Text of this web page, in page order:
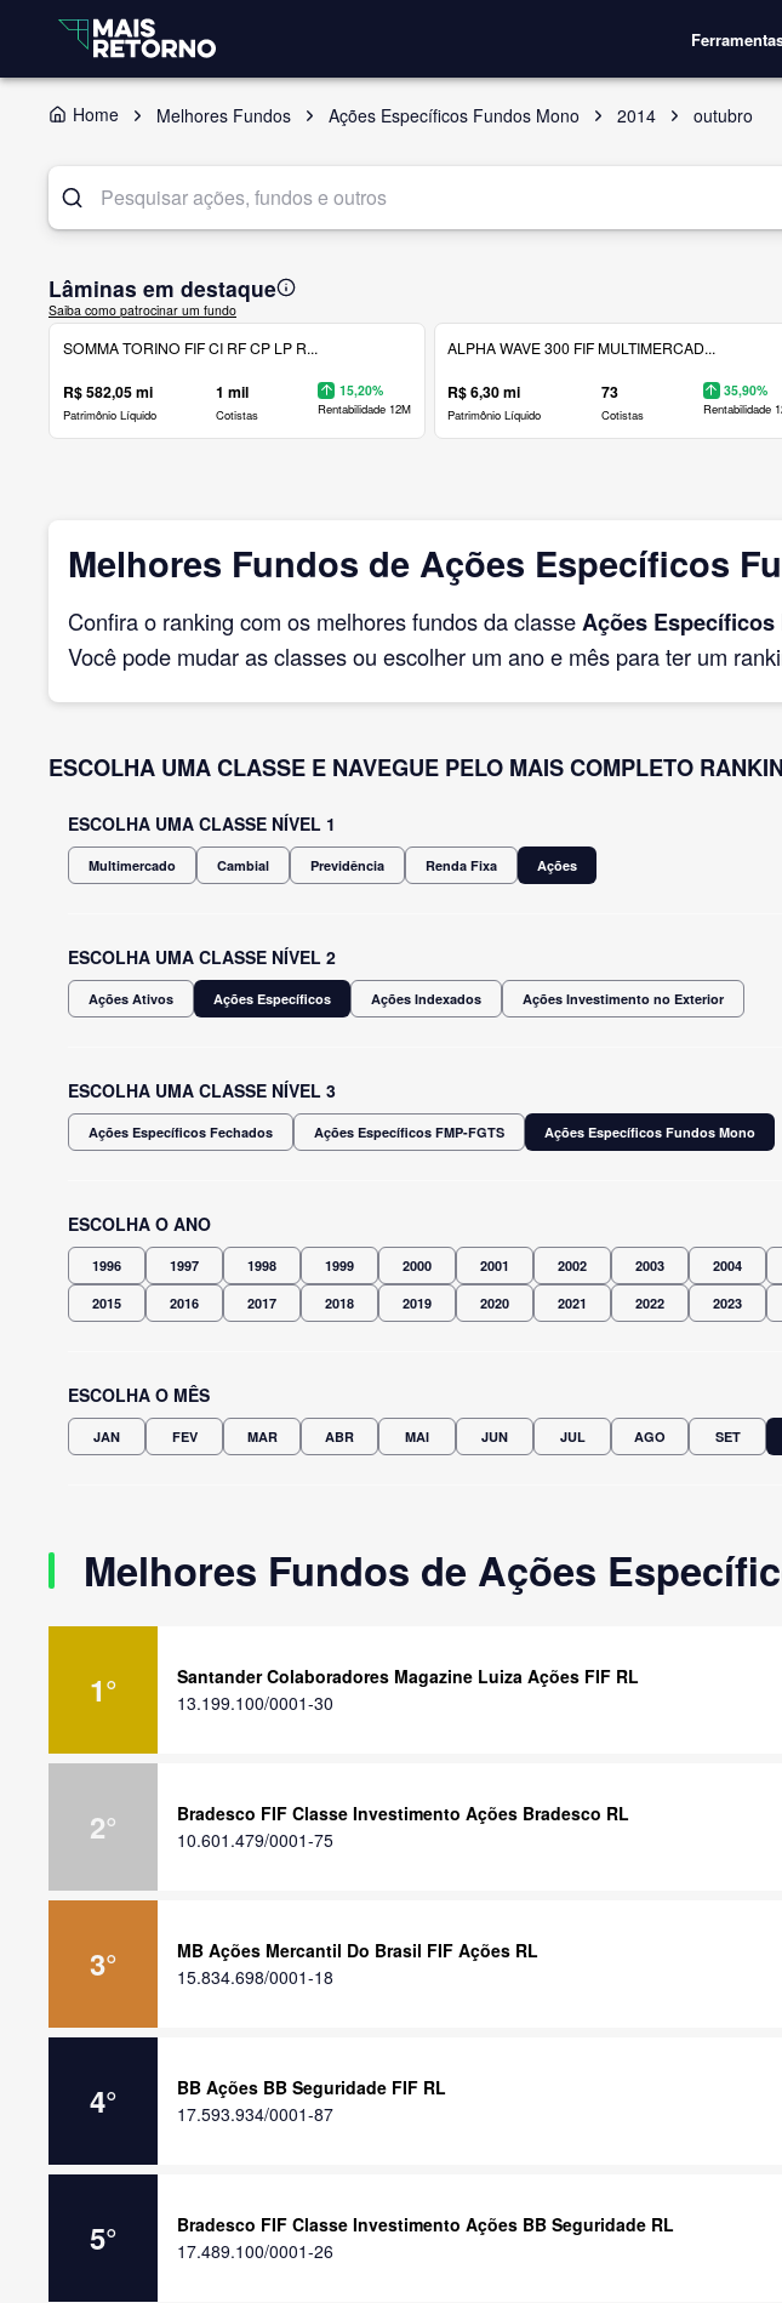
Home Melhores Fundos Ações Específicos Fundos Mono 2014 outubro
Lâminas em destaque
Saiba como patrocinar um fundo
SOMMA TORINO FIF CI RF CP LP R...
R$ 582,05 mi
Patrimônio Líquido
1 mil
Cotistas
15,20%
Rentabilidade 12M
ALPHA WAVE 300 FIF MULTIMERCAD...
R$ 6,30 mi
Patrimônio Líquido
73
Cotistas
35,90%
Rentabilidade
Melhores Fundos de Ações Específicos
Confira o ranking com os melhores fundos da classeAções
Você pode mudar as classes ou escolher um ano e mês para ter um
ESCOLHA UMA CLASSE E NAVEGUE PELO MAIS COMPLETO
ESCOLHA UMA CLASSE NÍVEL 1
Multimercado Cambial Previdência Renda Fixa Ações
ESCOLHA UMA CLASSE NÍVEL 2
Ações Ativos Ações Específicos Ações Indexados Ações Investimento no Exterior
ESCOLHA UMA CLASSE NÍVEL 3
Ações Específicos Fechados Ações Específicos FMP-FGTS Ações Específicos Fundos Mono
ESCOLHA O ANO
1996 1997 1998 1999 2000 2001 2002 2003 2004
2015 2016 2017 2018 2019 2020 2021 2022 2023
ESCOLHA O MÊS
JAN FEV MAR ABR MAI JUN JUL AGO SET
Melhores Fundos de Ações
1°
Santander Colaboradores Magazine Luiza Ações FIF RL
13.199.100/0001-30
2°
Bradesco FIF Classe Investimento Ações Bradesco RL
10.601.479/0001-75
3°
MB Ações Mercantil Do Brasil FIF Ações RL
15.834.698/0001-18
4°
BB Ações BB Seguridade FIF RL
17.593.934/0001-87
5°
Bradesco FIF Classe Investimento Ações BB Seguridade RL
17.489.100/0001-26